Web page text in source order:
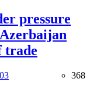
pressure
trade
368